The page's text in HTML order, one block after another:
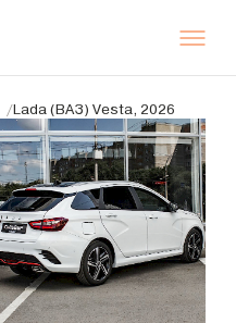
/ Lada (ВАЗ) Vesta, 2026